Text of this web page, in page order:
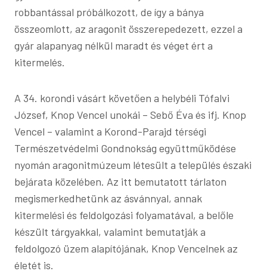
robbantással próbálkozott, de így a bánya
összeomlott, az aragonit összerepedezett, ezzel a
gyár alapanyag nélkül maradt és véget ért a
kitermelés.
A 34. korondi vásárt követően a helybéli Tófalvi
József, Knop Vencel unokái – Sebő Éva és ifj. Knop
Vencel – valamint a Korond-Parajd térségi
Természetvédelmi Gondnokság együttműködése
nyomán aragonitmúzeum létesült a település északi
bejárata közelében. Az itt bemutatott tárlaton
megismerkedhetünk az ásvánnyal, annak
kitermelési és feldolgozási folyamatával, a belőle
készült tárgyakkal, valamint bemutatják a
feldolgozó üzem alapítójának, Knop Vencelnek az
életét is.